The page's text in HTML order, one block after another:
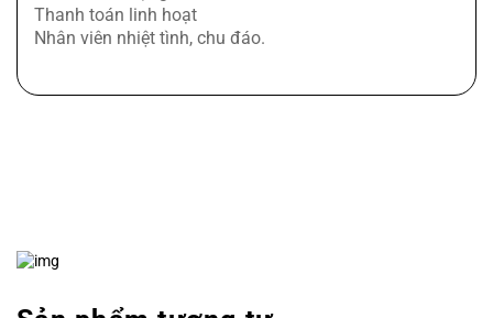
Thanh toán linh hoạt
Nhân viên nhiệt tình, chu đáo.